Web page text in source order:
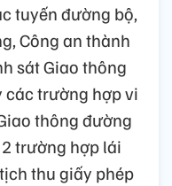
tuyến đường bộ,
Công an thành
sát Giao thông
các trường hợp vi
thông đường
trường hợp lái
thu giấy phép